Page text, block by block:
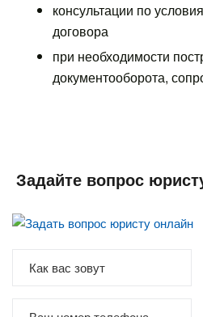
консультации по
договора
при необходимости
документооборота,
Задайте вопрос